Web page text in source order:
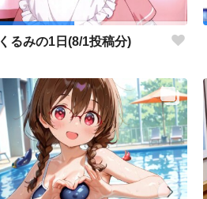
くるみの1日(8/1投稿分)